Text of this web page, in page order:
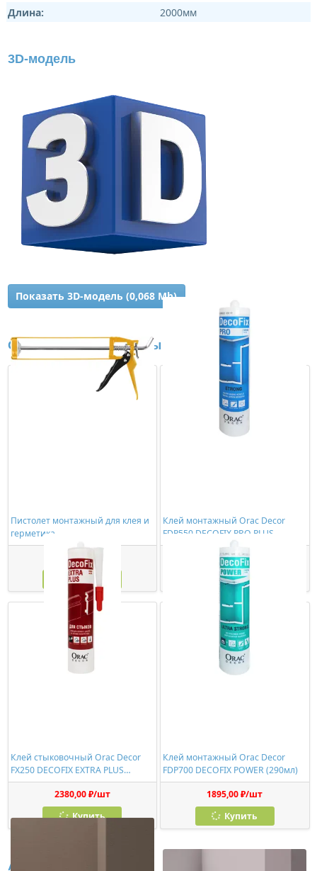
Длина:
2000мм
3D-модель
Показать 3D-модель (0,068 Mb)
Сопутствующие товары
Пистолет монтажный для клея и
герметика
278,00 ₽/шт
Купить
Клей монтажный Orac Decor
FDP550 DECOFIX PRO PLUS
774,00 ₽/шт
Купить
Клей стыковочный Orac Decor
FX250 DECOFIX EXTRA PLUS
(310мл)
2380,00 ₽/шт
Купить
Клей монтажный Orac Decor
FDP700 DECOFIX POWER (290мл)
1895,00 ₽/шт
Купить
Аналоги